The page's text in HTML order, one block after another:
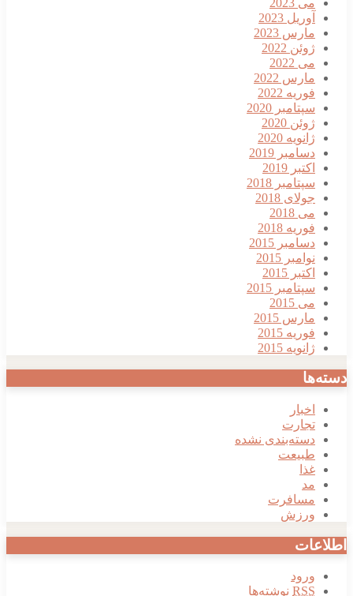
آوریل 2023
مارس 2023
ژوئن 2022
می 2022
مارس 2022
فوریه 2022
سپتامبر 2020
ژوئن 2020
ژانویه 2020
دسامبر 2019
اکتبر 2019
سپتامبر 2018
جولای 2018
می 2018
فوریه 2018
دسامبر 2015
نوامبر 2015
اکتبر 2015
سپتامبر 2015
می 2015
مارس 2015
فوریه 2015
ژانویه 2015
دسته‌ها
اخبار
تجارت
دسته‌بندی نشده
طبیعت
غذا
مد
مسافرت
ورزش
اطلاعات
ورود
RSS نوشته‌ها